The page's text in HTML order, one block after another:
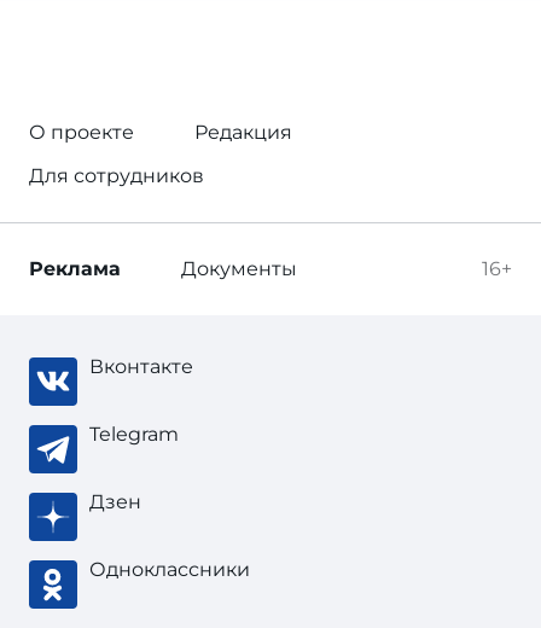
О проекте
Редакция
Для сотрудников
16+
Реклама Документы
Вконтакте
Telegram
Дзен
Одноклассники